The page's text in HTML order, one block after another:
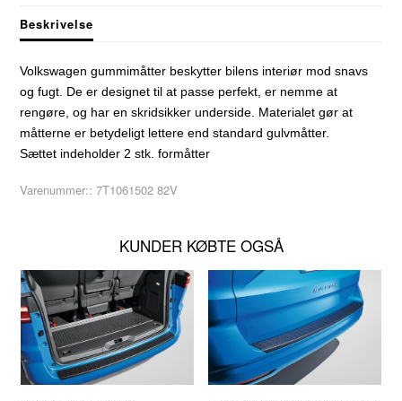
Beskrivelse
Volkswagen gummimåtter beskytter bilens interiør mod snavs
og fugt. De er designet til at passe perfekt, er nemme at
rengøre, og har en skridsikker underside. Materialet gør at
måtterne er betydeligt lettere end standard gulvmåtter.
Sættet indeholder 2 stk. formåtter
Varenummer::7T1061502 82V
KUNDER KØBTE OGSÅ